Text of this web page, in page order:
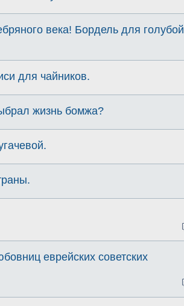
века! Бордель для голубой
для чайников.
жизнь бомжа?
еврейских советских